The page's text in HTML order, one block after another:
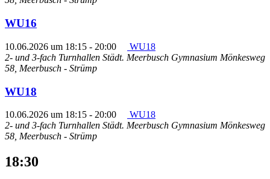
WU16
10.06.2026 um 18:15 - 20:00
WU18
2- und 3-fach Turnhallen Städt. Meerbusch Gymnasium Mönkesweg
58, Meerbusch - Strümp
WU18
10.06.2026 um 18:15 - 20:00
WU18
2- und 3-fach Turnhallen Städt. Meerbusch Gymnasium Mönkesweg
58, Meerbusch - Strümp
18:30